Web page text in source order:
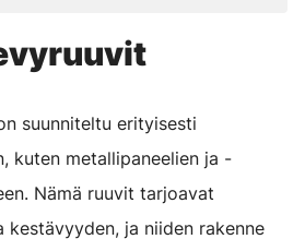
suunniteltu erityisesti
kuten metallipaneelien ja -
Nämä ruuvit tarjoavat
kestävyyden, ja niiden rakenne